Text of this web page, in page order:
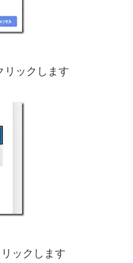
リックします
ックします